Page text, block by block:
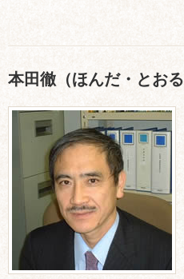
本田徹（ほんだ・とお